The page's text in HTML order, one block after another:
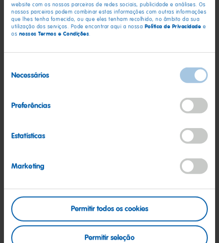
website com os nossos parceiros de redes sociais, publicidade e análises. Os
nossos parceiros podem combinar estas informações com outras informações
que lhes tenha fornecido, ou que eles tenham recolhido, no âmbito da sua
utilização dos serviços. Pode encontrar aqui a nossa Política de Privacidade e
os nossos Termos e Condições.
deNecessários
Preferências
Estatísticas
Marketing
Permitir todos os cookies
Permitir seleção
Dobra ao meio ao longo da linha indicada para formar o
cartão.
sorriso!
Cartão de Natal DIY
(PDF)